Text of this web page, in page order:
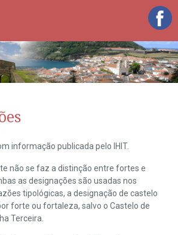
informação publicada pelo IHIT.
não se faz a distinção entre fortes e
as designações são usadas nos
tipológicas, a designação de castelo
forte ou fortaleza, salvo o Castelo de
Terceira.